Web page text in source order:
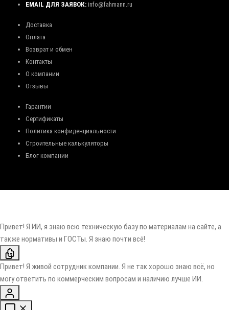
EMAIL ДЛЯ ЗАЯВОК: info@fahmann.ru
Доставка
Оплата
Возврат и обмен
Контакты
О компании
Отзывы
Гарантии
Сертификаты
Политика конфиденциальности
Строительные калькуляторы
Блог компании
Привет! Я ИИ, я знаю всю техническую базу по материалам на сайте, а
также нормативы и ГОСТы. Я знаю почти всё!
Привет! Я живой сотрудник компании. Я не так хорошо знаю всё, но
могу ответить по коммерческим вопросам и наличию лучше ИИ.